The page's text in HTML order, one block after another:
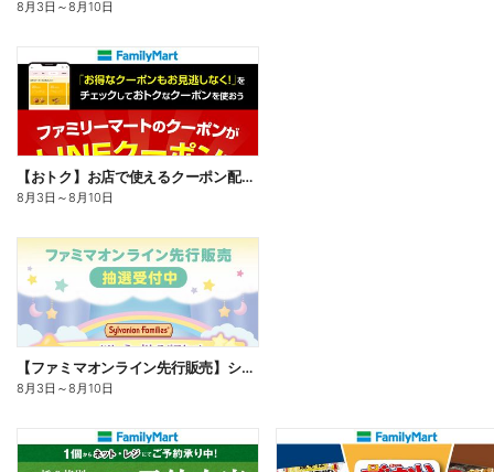
8月3日 ～8月10日
【おトク】お店で使えるクーポン配信中
8月3日 ～8月10日
【ファミマオンライン先行販売】シルバニアファミリー
8月3日 ～8月10日